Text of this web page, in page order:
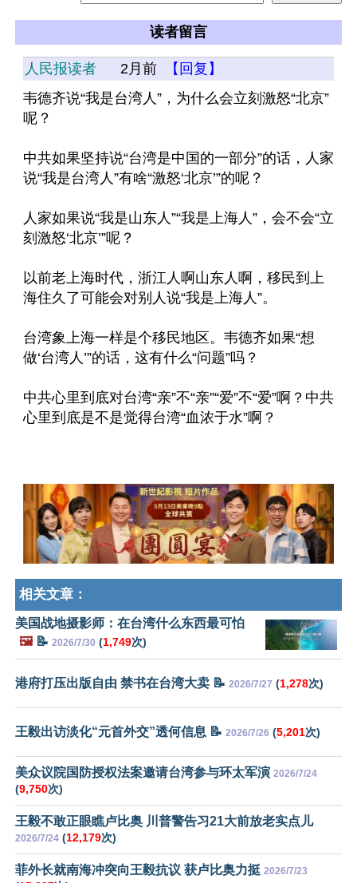
读者留言
人民报读者 2月前
【回复】
韦德齐说“我是台湾人”，为什么会立刻激怒“北京”
呢？
中共如果坚持说“台湾是中国的一部分”的话，人家
说“我是台湾人”有啥“激怒‘北京’”的呢？
人家如果说“我是山东人”“我是上海人”，会不会“立
刻激怒‘北京’”呢？
以前老上海时代，浙江人啊山东人啊，移民到上
海住久了可能会对别人说“我是上海人”。
台湾象上海一样是个移民地区。韦德齐如果“想
做‘台湾人’”的话，这有什么“问题”吗？
中共心里到底对台湾“亲”不“亲”“爱”不“爱”啊？中共
心里到底是不是觉得台湾“血浓于水”啊？
相关文章：
美国战地摄影师：在台湾什么东西最可怕
🖼️📝 2026/7/30 (1,749次)
港府打压出版自由 禁书在台湾大卖 📝 2026/7/27 (1,278次)
王毅出访淡化“元首外交”透何信息 📝 2026/7/26 (5,201次)
美众议院国防授权法案邀请台湾参与环太军演 2026/7/24
(9,750次)
王毅不敢正眼瞧卢比奥 川普警告习21大前放老实点儿
2026/7/24 (12,179次)
菲外长就南海冲突向王毅抗议 获卢比奥力挺 2026/7/23